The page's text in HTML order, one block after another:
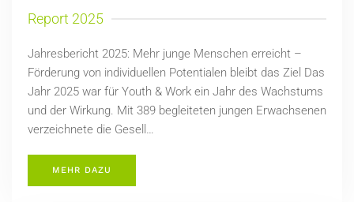
Report 2025
Jahresbericht 2025: Mehr junge Menschen erreicht –
Förderung von individuellen Potentialen bleibt das Ziel Das
Jahr 2025 war für Youth & Work ein Jahr des Wachstums
und der Wirkung. Mit 389 begleiteten jungen Erwachsenen
verzeichnete die Gesell…
MEHR DAZU